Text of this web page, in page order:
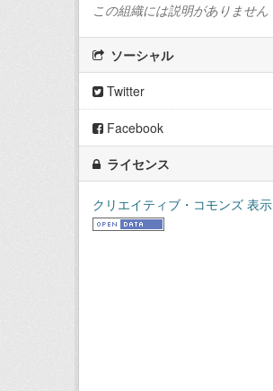
この組織には説明がありません
ソーシャル
Twitter
Facebook
ライセンス
クリエイティブ・コモンズ 表示